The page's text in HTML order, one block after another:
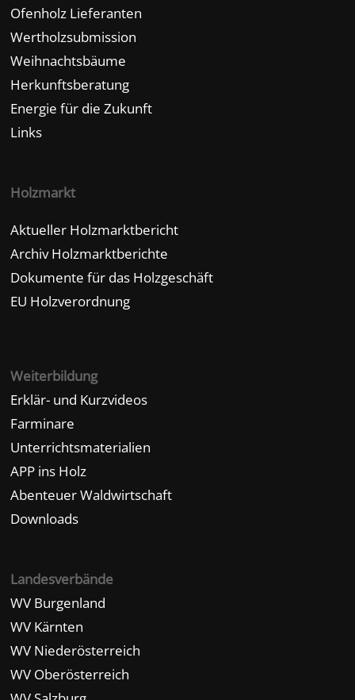
Ofenholz Lieferanten
Wertholzsubmission
Weihnachtsbäume
Herkunftsberatung
Energie für die Zukunft
Links
Holzmarkt
Aktueller Holzmarktbericht
Archiv Holzmarktberichte
Dokumente für das Holzgeschäft
EU Holzverordnung
Weiterbildung
Erklär- und Kurzvideos
Farminare
Unterrichtsmaterialien
APP ins Holz
Abenteuer Waldwirtschaft
Downloads
Landesverbände
WV Burgenland
WV Kärnten
WV Niederösterreich
WV Oberösterreich